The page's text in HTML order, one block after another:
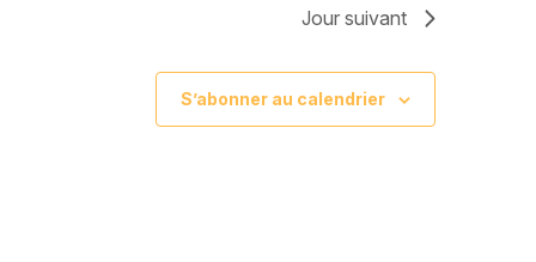
Jour suivant
S’abonner au calendrier